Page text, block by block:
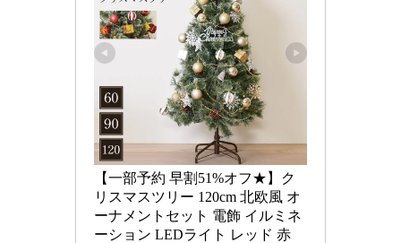
【一部予約 早割51%オフ★】ク
リスマスツリー 120cm 北欧風 オ
ーナメントセット 電飾 イルミネ
ーション LEDライト レッド 赤